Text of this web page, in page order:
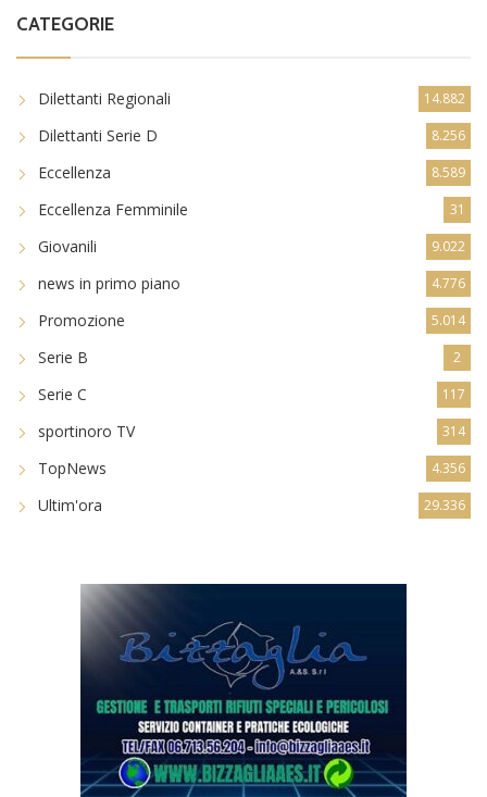
CATEGORIE
Dilettanti Regionali 14.882
Dilettanti Serie D 8.256
Eccellenza 8.589
Eccellenza Femminile 31
Giovanili 9.022
news in primo piano 4.776
Promozione 5.014
Serie B 2
Serie C 117
sportinoro TV 314
TopNews 4.356
Ultim'ora 29.336